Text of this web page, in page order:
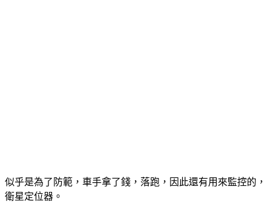
似乎是為了防範，車手拿了錢，落跑，因此還有用來監控的，
衛星定位器。